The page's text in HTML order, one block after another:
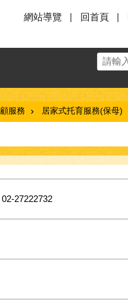
網站導覽
回首頁
服務 居家式托育服務(保母)
02-27222732